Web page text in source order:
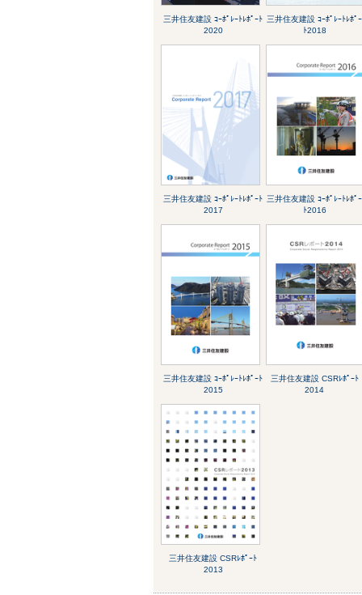
三井住友建設 ｺｰﾎﾟﾚｰﾄﾚﾎﾟｰﾄ
2020
三井住友建設 ｺｰﾎﾟﾚｰﾄﾚﾎﾟｰ
ﾄ2018
三井住友建設 ｺｰﾎﾟﾚｰﾄﾚﾎﾟｰﾄ
2017
三井住友建設 ｺｰﾎﾟﾚｰﾄﾚﾎﾟｰ
ﾄ2016
三井住友建設 ｺｰﾎﾟﾚｰﾄﾚﾎﾟｰﾄ
2015
三井住友建設 CSRﾚﾎﾟｰﾄ
2014
三井住友建設 CSRﾚﾎﾟｰﾄ
2013